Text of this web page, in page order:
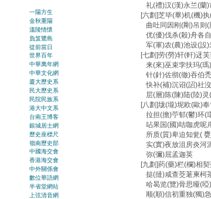
礼(禮)汉(漢)永兰(蘭)
[六劃]芝毕(畢)机(機)
曲吐同因刚(剛)吊则
优(優)伐杀(殺)舟各
军(軍)农(農)池设(設
[七劃]劳(勞)轩(軒)迓
来(來)巫束孛扶玛(瑪
针(針)佐彻(徹)吞伯
快补(補)沉诏(詔)社
层(層)陈(陳)陆(陸)灵
[八劃]垅(壠)坭欧(歐)
拉担(擔)苧郁(鬱)环(
呫果国(國)咕咖虎呢
所质(質)卑迫知瓮(
实(實)夜放沮房炎河
弥(彌)屈孟迦英
[九劃]药(藥)栏(欄)相
挞(撻)咸查茭荖柬柯
哈曷览(覽)骨思哑(
顺(順)信初重独(獨)
一陽方生
金秋重陽
溫陵情懷
負笈鷺島
從前當日
世界百年
中華萬年網
中華文化網
廈大歷史系
民大歷史系
民院民族系
港大中文系
台南王博客
銀城居士網
歷史座標尺
嶺南歷史部
中國海交會
香港海交會
中外關係會
數位華語網
半省堂網站
上弦清音網